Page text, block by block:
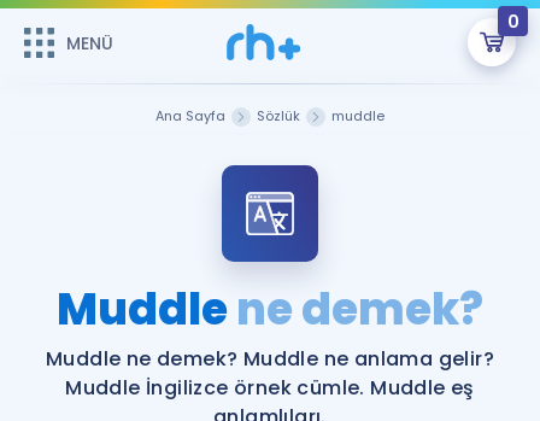
MENÜ
0
ÜYE DEĞİLİM
Sepetin Şu An Boş.
Remzi Hoca ile seni sınava hazırlayacak onlarca eğitim seni
bekliyor!
MENÜ
Faydalı Araçlar
Ana Sayfa Sözlük muddle
Muddlene demek?
Muddle ne demek? Muddle ne anlama gelir?
Muddle İngilizce örnek cümle. Muddle eş